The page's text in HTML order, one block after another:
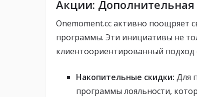
Акции:
Onemoment.cc активно поощряет
программы. Эти инициативы не
клиентоориентированный подход
Накопительные скидки: Для
программы лояльности,